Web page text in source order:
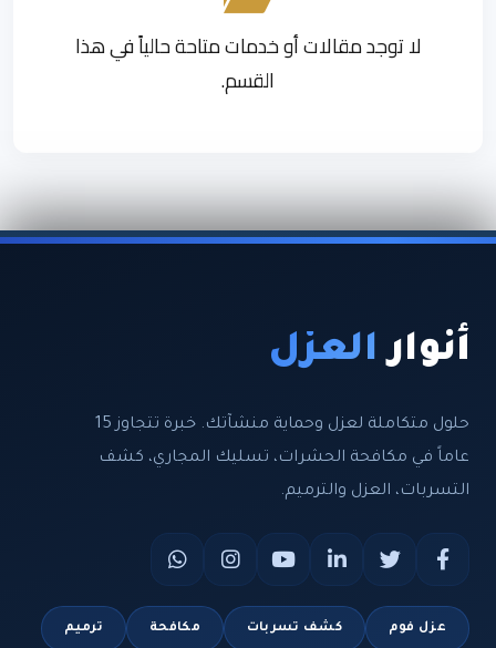
لا توجد مقالات أو خدمات متاحة حالياً في هذا
القسم.
أنوار العزل
حلول متكاملة لعزل وحماية منشآتك. خبرة تتجاوز 15
عاماً في مكافحة الحشرات، تسليك المجاري، كشف
التسربات، العزل والترميم.
عزل فوم كشف تسربات مكافحة ترميم